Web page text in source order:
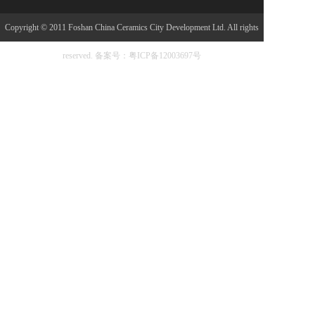
Copyright © 2011 Foshan China Ceramics City Development Ltd. All rights
reserved. 备案号：粤ICP备12003697号